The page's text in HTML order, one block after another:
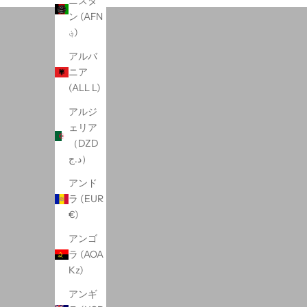
ン (AFN
؋)
アルバ
ニア
(ALL L)
アルジ
ェリア
（DZD
د.ج）
アンド
ラ (EUR
€)
アンゴ
ラ (AOA
Kz)
アンギ